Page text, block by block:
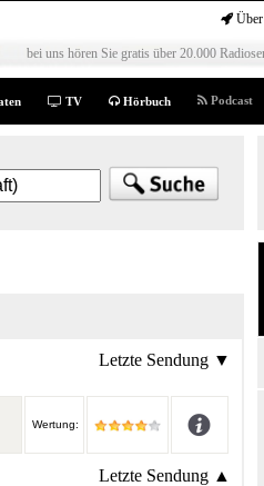
bei uns hören Sie gratis über 20.000
TV Hörbuch Podcast
Letzte Sendung ▼
Wertung:
Letzte Sendung ▲